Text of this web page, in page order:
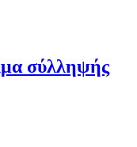
σύλληψής